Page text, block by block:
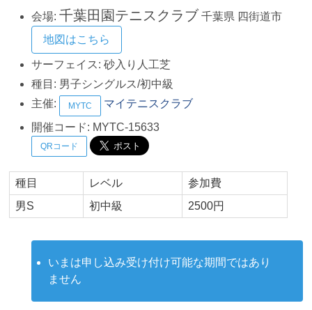
会場: 千葉田園テニスクラブ 千葉県 四街道市
地図はこちら
サーフェイス: 砂入り人工芝
種目: 男子シングルス/初中級
主催:
MYTC
マイテニスクラブ
開催コード: MYTC-15633
QRコード
種目 レベル
参加費
男S
初中級 2500円
いまは申し込み受け付け可能な期間ではあり
ません